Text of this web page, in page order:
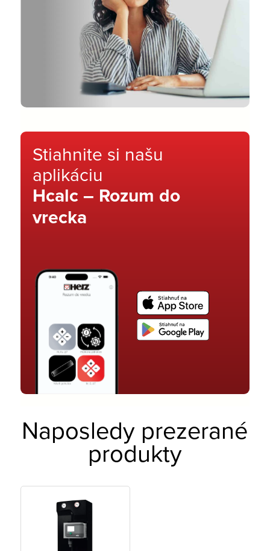
Stiahnite si našu
aplikáciu
Hcalc – Rozum do
vrecka
Naposledy prezerané
produkty